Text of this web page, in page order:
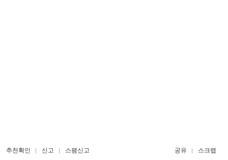
추천확인 신고 스팸신고 공유 스크랩